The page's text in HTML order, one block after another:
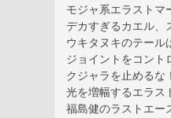
モジャ系エラストマ
デカすぎるカエル、
ウキタヌキのテール
ジョイントをコント
クジャラを止めるな
光を増幅するエラ
福島健のラストエー